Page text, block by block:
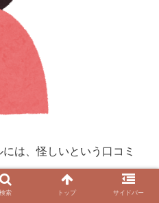
は、怪しいという口コミ
、「商品が届かない」
検索 トップ サイドバー